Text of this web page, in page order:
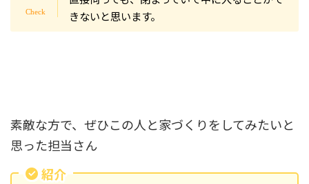
きないと思います。
素敵な方で、ぜひこの人と家づくりをしてみたいと
思った担当さん
紹介